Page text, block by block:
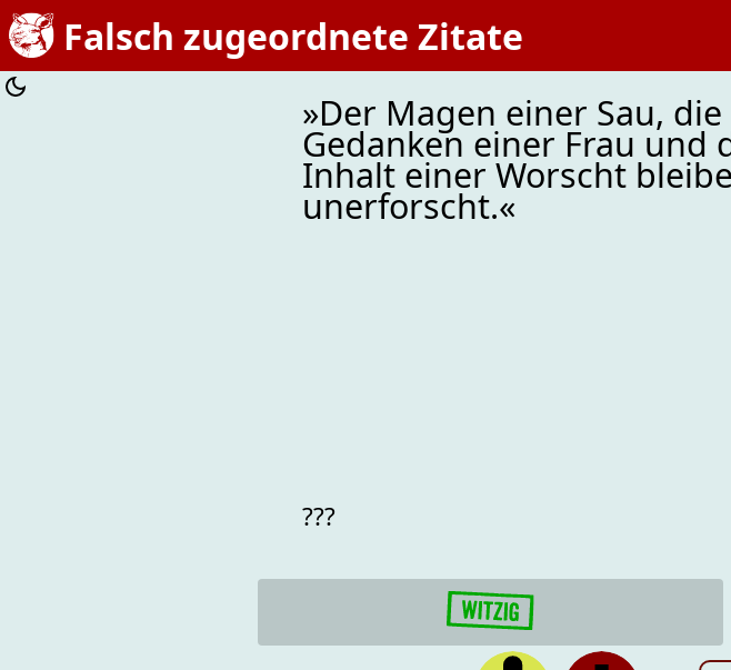
Falsch zugeordnete Zitate
»Der Magen einer Sau, die
Gedanken einer Frau und
Inhalt einer Worscht
unerforscht.«
???